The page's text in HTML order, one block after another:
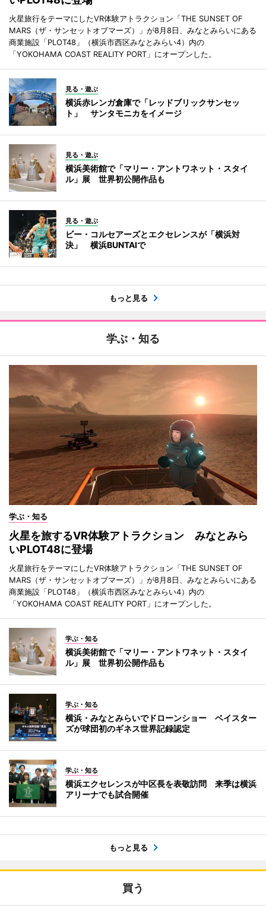
火星旅行をテーマにしたVR体験アトラクション「THE SUNSET OF
MARS（ザ・サンセットオブマーズ）」が8月8日、みなとみらいにある
商業施設「PLOT48」（横浜市西区みなとみらい4）内の
「YOKOHAMA COAST REALITY PORT」にオープンした。
見る・遊ぶ
横浜赤レンガ倉庫で「レッドブリックサンセッ
ト」 サンタモニカをイメージ
見る・遊ぶ
横浜美術館で「マリー・アントワネット・スタイ
ル」展 世界初公開作品も
見る・遊ぶ
ビー・コルセアーズとエクセレンスが「横浜対
決」 横浜BUNTAIで
もっと見る
学ぶ・知る
学ぶ・知る
火星を旅するVR体験アトラクション みなとみら
いPLOT48に登場
火星旅行をテーマにしたVR体験アトラクション「THE SUNSET OF
MARS（ザ・サンセットオブマーズ）」が8月8日、みなとみらいにある
商業施設「PLOT48」（横浜市西区みなとみらい4）内の
「YOKOHAMA COAST REALITY PORT」にオープンした。
学ぶ・知る
横浜美術館で「マリー・アントワネット・スタイ
ル」展 世界初公開作品も
学ぶ・知る
横浜・みなとみらいでドローンショー ベイスター
ズが球団初のギネス世界記録認定
学ぶ・知る
横浜エクセレンスが中区長を表敬訪問 来季は横浜
アリーナでも試合開催
もっと見る
買う